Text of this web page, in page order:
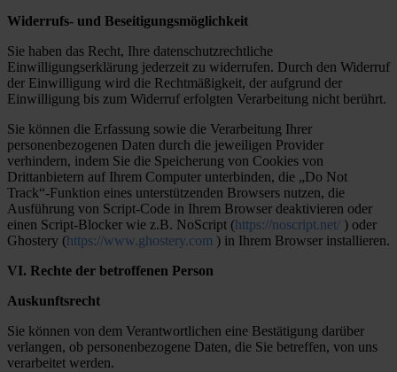
Widerrufs- und Beseitigungsmöglichkeit
Sie haben das Recht, Ihre datenschutzrechtliche
Einwilligungserklärung jederzeit zu widerrufen. Durch den Widerruf
der Einwilligung wird die Rechtmäßigkeit, der aufgrund der
Einwilligung bis zum Widerruf erfolgten Verarbeitung nicht berührt.
Sie können die Erfassung sowie die Verarbeitung Ihrer
personenbezogenen Daten durch die jeweiligen Provider
verhindern, indem Sie die Speicherung von Cookies von
Drittanbietern auf Ihrem Computer unterbinden, die „Do Not
Track“-Funktion eines unterstützenden Browsers nutzen, die
Ausführung von Script-Code in Ihrem Browser deaktivieren oder
einen Script-Blocker wie z.B. NoScript (https://noscript.net/ ) oder
Ghostery (https://www.ghostery.com ) in Ihrem Browser installieren.
VI. Rechte der betroffenen Person
Auskunftsrecht
Sie können von dem Verantwortlichen eine Bestätigung darüber
verlangen, ob personenbezogene Daten, die Sie betreffen, von uns
verarbeitet werden.